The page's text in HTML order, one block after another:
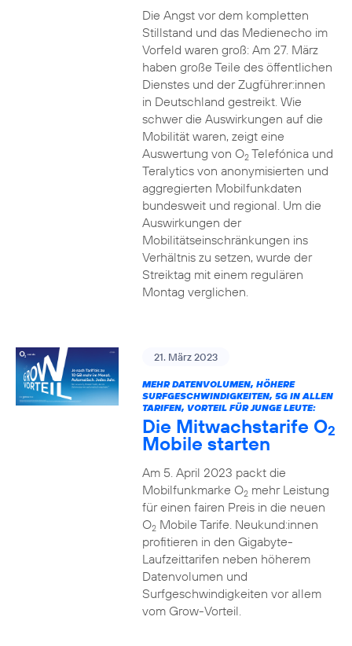
Die Angst vor dem kompletten
Stillstand und das Medienecho im
Vorfeld waren groß: Am 27. März
haben große Teile des öffentlichen
Dienstes und der Zugführer:innen
in Deutschland gestreikt. Wie
schwer die Auswirkungen auf die
Mobilität waren, zeigt eine
Auswertung von O2Telefónica und
Teralytics von anonymisierten und
aggregierten Mobilfunkdaten
bundesweit und regional. Um die
Auswirkungen der
Mobilitätseinschränkungen ins
Verhältnis zu setzen, wurde der
Streiktag mit einem regulären
Montag verglichen.
21. März 2023
MEHR DATENVOLUMEN, HÖHERE
SURFGESCHWINDIGKEITEN, 5G IN ALLEN
TARIFEN, VORTEIL FÜR JUNGE LEUTE:
Die Mitwachstarife O2
Mobile starten
Am 5. April 2023 packt die
Mobilfunkmarke O2mehr Leistung
für einen fairen Preis in die neuen
O2Mobile Tarife. Neukund:innen
profitieren in den Gigabyte-
Laufzeittarifen neben höherem
Datenvolumen und
Surfgeschwindigkeiten vor allem
vom Grow-Vorteil.